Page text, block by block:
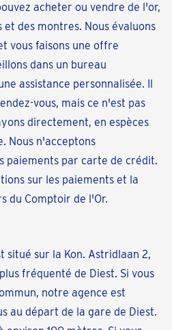
acheter ou vendre de l'or,
des montres. Nous évaluons
vous faisons une offre
dans un bureau
assistance personnalisée. Il
vous, mais ce n'est pas
directement, en espèces
Nous n'acceptons
paiements par carte de crédit.
sur les paiements et la
du Comptoir de l'Or.
situé sur la Kon. Astridlaan 2,
fréquenté de Diest. Si vous
notre agence est
au départ de la gare de Diest.